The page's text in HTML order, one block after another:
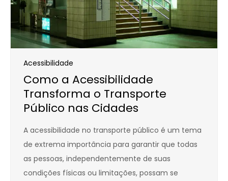
Acessibilidade
Como a Acessibilidade
Transforma o Transporte
Público nas Cidades
A acessibilidade no transporte público é um tema
de extrema importância para garantir que todas
as pessoas, independentemente de suas
condições físicas ou limitações, possam se